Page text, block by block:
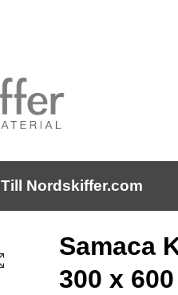
Till Nordskiffer.com
Samaca
300 x